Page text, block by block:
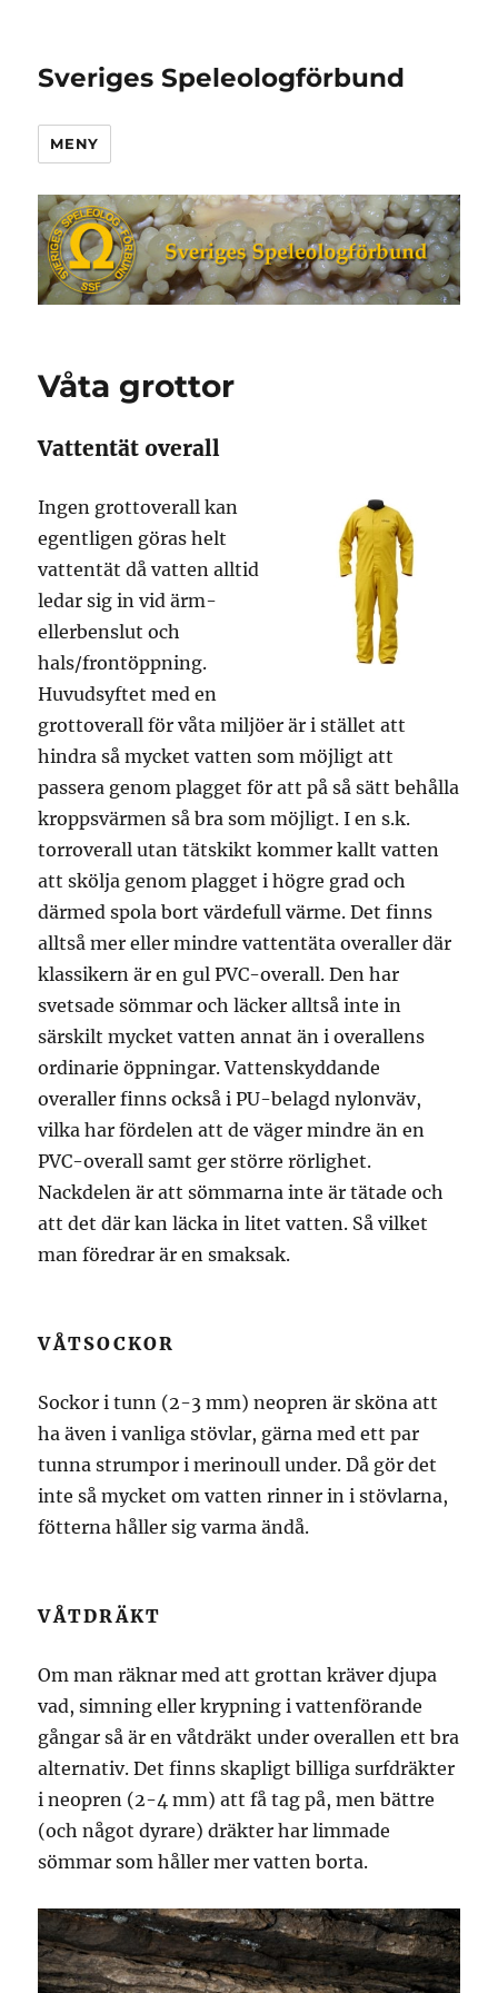
Sveriges Speleologförbund
MENY
Våta grottor
Vattentät overall
Ingen grottoverall kan
egentligen göras helt
vattentät då vatten alltid
ledar sig in vid ärm-
ellerbenslut och
hals/frontöppning.
Huvudsyftet med en
grottoverall för våta miljöer är i stället att
hindra så mycket vatten som möjligt att
passera genom plagget för att på så sätt behålla
kroppsvärmen så bra som möjligt. I en s.k.
torroverall utan tätskikt kommer kallt vatten
att skölja genom plagget i högre grad och
därmed spola bort värdefull värme. Det finns
alltså mer eller mindre vattentäta overaller där
klassikern är en gul PVC-overall. Den har
svetsade sömmar och läcker alltså inte in
särskilt mycket vatten annat än i overallens
ordinarie öppningar. Vattenskyddande
overaller finns också i PU-belagd nylonväv,
vilka har fördelen att de väger mindre än en
PVC-overall samt ger större rörlighet.
Nackdelen är att sömmarna inte är tätade och
att det där kan läcka in litet vatten. Så vilket
man föredrar är en smaksak.
VÅTSOCKOR
Sockor i tunn (2-3 mm) neopren är sköna att
ha även i vanliga stövlar, gärna med ett par
tunna strumpor i merinoull under. Då gör det
inte så mycket om vatten rinner in i stövlarna,
fötterna håller sig varma ändå.
VÅTDRÄKT
Om man räknar med att grottan kräver djupa
vad, simning eller krypning i vattenförande
gångar så är en våtdräkt under overallen ett bra
alternativ. Det finns skapligt billiga surfdräkter
i neopren (2-4 mm) att få tag på, men bättre
(och något dyrare) dräkter har limmade
sömmar som håller mer vatten borta.